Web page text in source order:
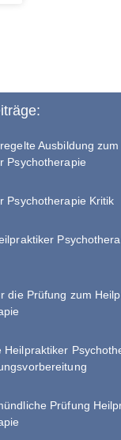
Ausbildung zum
Psychotherapie
Psychotherapie Kritik
die Prüfung zum
Heilpraktiker
Prüfung